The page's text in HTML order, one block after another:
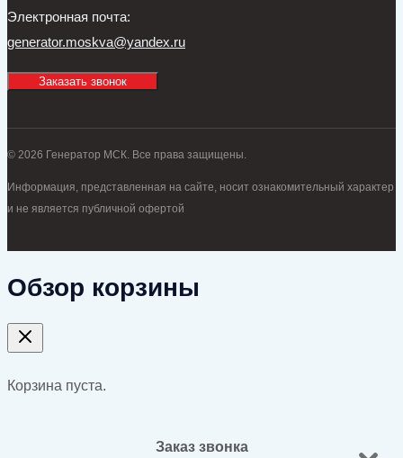
Электронная почта:
generator.moskva@yandex.ru
Заказать звонок
© 2026 Генератор МСК. Все права защищены.
Информация, представленная на сайте, носит ознакомительный характер
и не является публичной офертой
Обзор корзины
Корзина пуста.
Заказ звонка